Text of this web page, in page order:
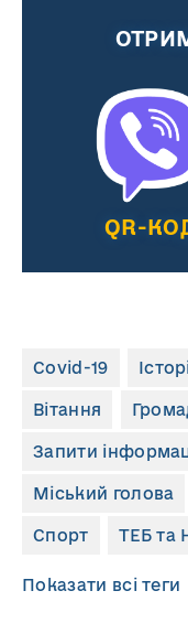
QR-
Covid-19
Вітання
Запити
Міський голова
Спорт ТЕБ та
Показати всі теги